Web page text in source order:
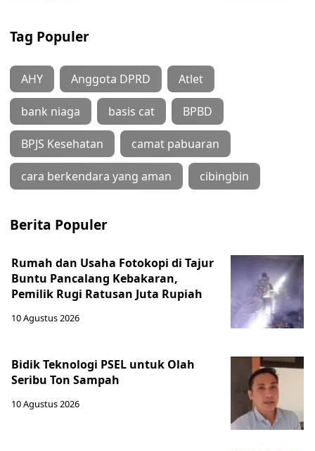
Tag Populer
AHY Anggota DPRD Atlet
bank niaga basis cat BPBD
BPJS Kesehatan camat pabuaran
cara berkendara yang aman cibingbin
Berita Populer
Rumah dan Usaha Fotokopi di Tajur
Buntu Pancalang Kebakaran,
Pemilik Rugi Ratusan Juta Rupiah
10 Agustus 2026
Bidik Teknologi PSEL untuk Olah
Seribu Ton Sampah
10 Agustus 2026